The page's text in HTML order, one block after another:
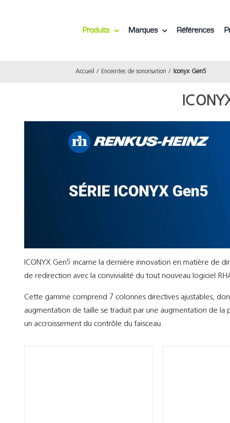
Produits Marques Références
Accueil Enceintes de sonorisation Iconyx Gen5
ICONYX Gen5 incarne la dernière innovation en matière de
de redirection avec la convivialité du tout nouveau logiciel
Cette gamme comprend 7 colonnes directives ajustables,
augmentation de taille se traduit par une augmentation de la
un accroissement du contrôle du faisceau.